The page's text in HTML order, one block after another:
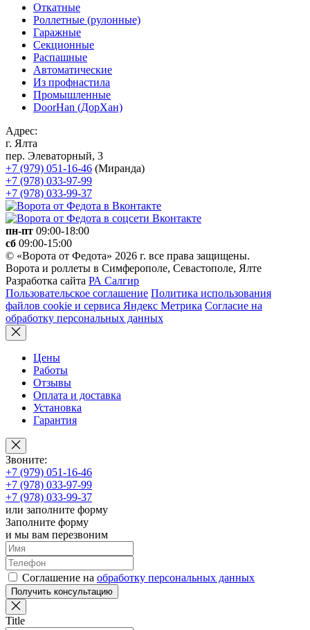
Откатные
Роллетные (рулонные)
Гаражные
Секционные
Распашные
Автоматические
Из профнастила
Промышленные
DoorHan (ДорХан)
Адрес:
г. Ялта
пер. Элеваторный, 3
+7 (979) 051-16-46 (Миранда)
+7 (978) 033-97-99
+7 (978) 033-99-37
пн-пт 09:00-18:00
сб 09:00-15:00
© «Ворота от Федота» 2026 г. все права защищены.
Ворота и роллеты в Симферополе, Севастополе, Ялте
Разработка сайта РА Салгир
Пользовательское соглашение Политика использования
файлов cookie и сервиса Яндекс Метрика Согласие на
обработку персональных данных
Цены
Работы
Отзывы
Оплата и доставка
Установка
Гарантия
Звоните:
+7 (979) 051-16-46
+7 (978) 033-97-99
+7 (978) 033-99-37
или заполните форму
Заполните форму
и мы вам перезвоним
Соглашение на обработку персональных данных
Получить консультацию
Title